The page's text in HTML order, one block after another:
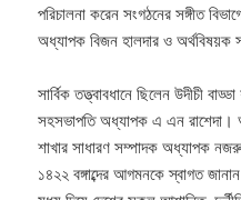
পরিচালনা করেন সংগঠনের সঙ্গীত
অধ্যাপক বিজন হালদার ও অর্থবিষয়ক
সার্বিক তত্ত্বাবধানে ছিলেন উদীচী
সহসভাপতি অধ্যাপক এ এন রাশেদা।
শাখার সাধারণ সম্পাদক অধ্যাপক
১৪২২ বঙ্গাব্দের আগমনকে স্বাগত